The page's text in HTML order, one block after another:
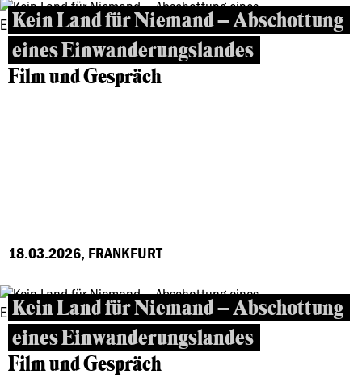
Kein Land für Niemand – Abschottung
eines Einwanderungslandes
Film und Gespräch
18.03.2026, FRANKFURT
Kein Land für Niemand – Abschottung
eines Einwanderungslandes
Film und Gespräch